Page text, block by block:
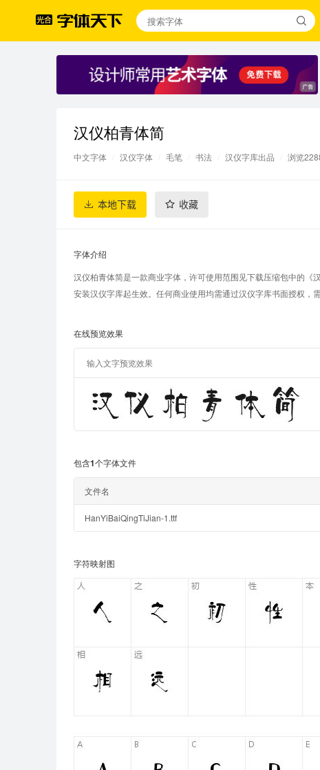
汉仪柏青体简
中文字体 汉仪字体 毛笔 书法 汉仪字库出品 浏览
本地下载 收藏
字体介绍
汉仪柏青体简是一款商业字体，许可使用范围见下载压缩包中的
安装汉仪字库起生效。任何商业使用均需通过汉仪字库书面授权，
在线预览效果
包含1个字体文件
文件名
HanYiBaiQingTiJian-1.ttf
字符映射图